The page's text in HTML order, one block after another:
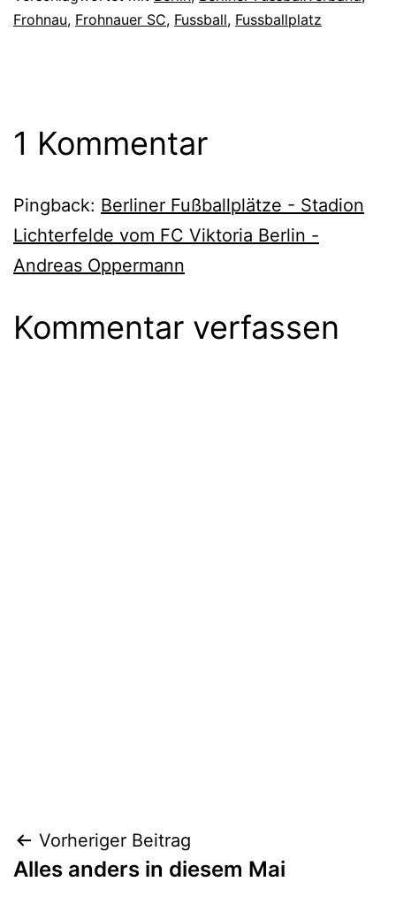
Frohnau, Frohnauer SC, Fussball, Fussballplatz
1 Kommentar
Pingback: Berliner Fußballplätze - Stadion
Lichterfelde vom FC Viktoria Berlin -
Andreas Oppermann
Kommentar verfassen
Beitragsnavigation
Vorheriger Beitrag
Alles anders in diesem Mai